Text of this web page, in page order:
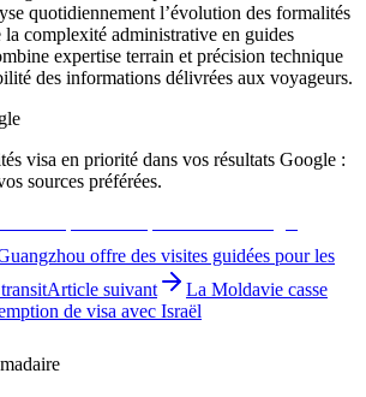
quotidiennement l’évolution des formalités
la complexité administrative en guides
expertise terrain et précision technique
des informations délivrées aux voyageurs.
visa en priorité dans vos résultats Google :
sources préférées.
offre des visites guidées pour les
Article suivant
La Moldavie casse
de visa avec Israël